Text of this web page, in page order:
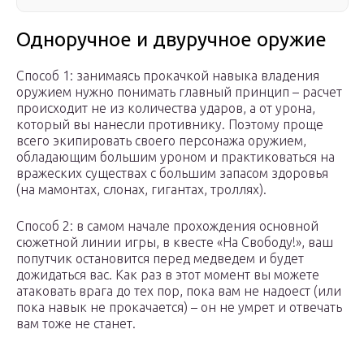
Одноручное и двуручное оружие
Способ 1: занимаясь прокачкой навыка владения
оружием нужно понимать главный принцип – расчет
происходит не из количества ударов, а от урона,
который вы нанесли противнику. Поэтому проще
всего экипировать своего персонажа оружием,
обладающим большим уроном и практиковаться на
вражеских существах с большим запасом здоровья
(на мамонтах, слонах, гигантах, троллях).
Способ 2: в самом начале прохождения основной
сюжетной линии игры, в квесте «На Свободу!», ваш
попутчик остановится перед медведем и будет
дожидаться вас. Как раз в этот момент вы можете
атаковать врага до тех пор, пока вам не надоест (или
пока навык не прокачается) – он не умрет и отвечать
вам тоже не станет.